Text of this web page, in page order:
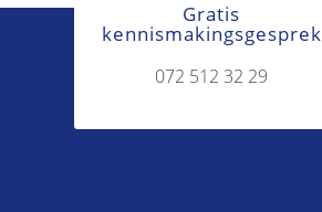
Gratis
kennismakingsgesprek
072 512 32 29